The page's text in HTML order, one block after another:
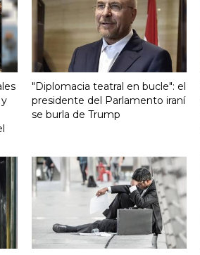
"Diplomacia teatral en bucle": el
presidente del Parlamento iraní
se burla de Trump